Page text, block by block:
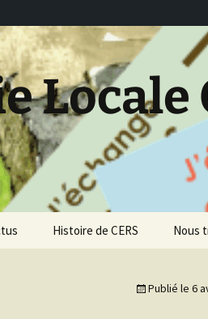
Histoire de CERS Nous
Publié le 6